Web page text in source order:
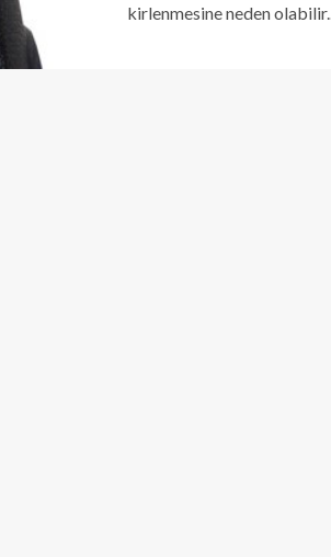
kirlenmesine neden olabilir....